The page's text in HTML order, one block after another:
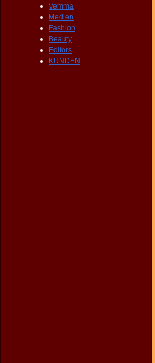
Vemma
Medien
Fashion
Beauty
Edifors
KUNDEN